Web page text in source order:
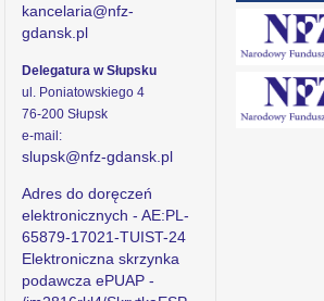
kancelaria@nfz-
gdansk.pl
Delegatura w Słupsku
ul. Poniatowskiego 4
76-200 Słupsk
e-mail:
slupsk@nfz-gdansk.pl
Adres do doręczeń
elektronicznych - AE:PL-
65879-17021-TUIST-24
Elektroniczna skrzynka
podawcza ePUAP -